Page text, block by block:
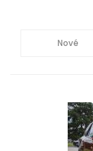
Nové